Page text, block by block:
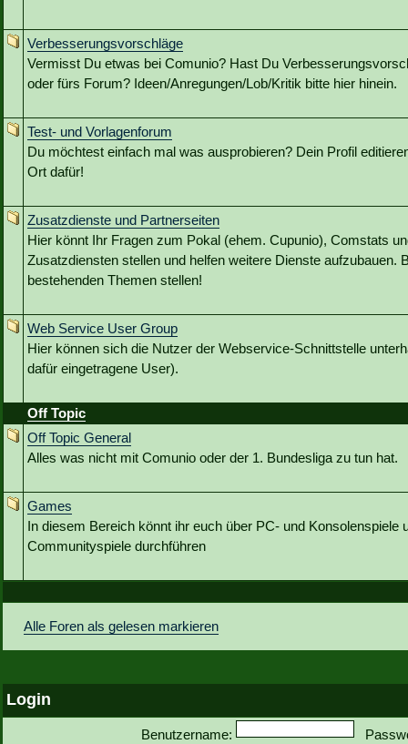
Verbesserungsvorschläge
Vermisst Du etwas bei Comunio? Hast Du
oder fürs Forum? Ideen/Anregungen/Lob/Kritik bitte hier hinein.
Test- und Vorlagenforum
Du möchtest einfach mal was ausprobieren? Dein Profil
Ort dafür!
Zusatzdienste und Partnerseiten
Hier könnt Ihr Fragen zum Pokal (ehem. Cupunio), Comstats
Zusatzdiensten stellen und helfen weitere Dienste aufzubauen.
bestehenden Themen stellen!
Web Service User Group
Hier können sich die Nutzer der Webservice-Schnittstelle
dafür eingetragene User).
Off Topic
Off Topic General
Alles was nicht mit Comunio oder der 1. Bundesliga zu tun hat.
Games
In diesem Bereich könnt ihr euch über PC- und Konsolenspiele
Communityspiele durchführen
Alle Foren als gelesen markieren
Login
Benutzername: